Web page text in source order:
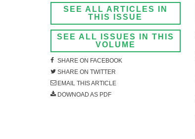
SEE ALL ARTICLES IN
THIS ISSUE
SEE ALL ISSUES IN THIS
VOLUME
SHARE ON FACEBOOK
SHARE ON TWITTER
EMAIL THIS ARTICLE
DOWNOAD AS PDF